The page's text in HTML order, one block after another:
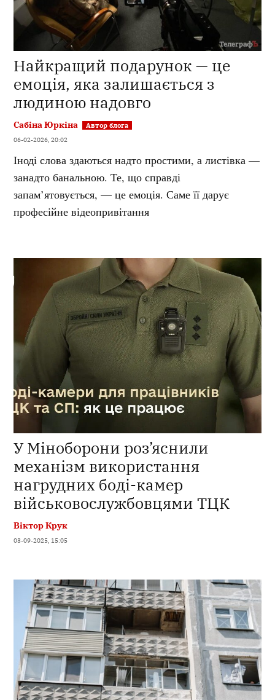
Найкращий подарунок — це
емоція, яка залишається з
людиною надовго
Сабіна Юркіна
06-02-2026, 20:02
Іноді слова здаються надто простими, а листівка —
занадто банальною. Те, що справді
запам’ятовується, — це емоція. Саме її дарує
професійне відеопривітання
У Міноборони роз’яснили
механізм використання
нагрудних боді-камер
військовослужбовцями ТЦК
Віктор Крук
03-09-2025, 15:05